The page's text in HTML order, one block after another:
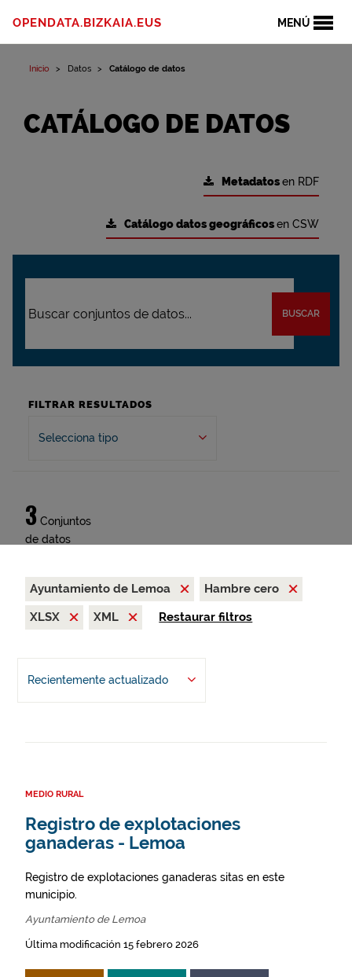
MENÚ
OPENDATA.BIZKAIA.EUS
Inicio Datos Catálogo de datos
CATÁLOGO DE DATOS
Metadatosen RDF
Catálogo datos geográficosen CSW
BUSCAR
FILTRAR RESULTADOS
Selecciona tipo
3 Conjuntos
de datos
Ayuntamiento de Lemoa
Hambre cero
XLSX
XML Restaurar filtros
Recientemente actualizado
MEDIO RURAL
Registro de explotaciones
ganaderas - Lemoa
Registro de explotaciones ganaderas sitas en este
municipio.
Ayuntamiento de Lemoa
Última modificación 15 febrero 2026